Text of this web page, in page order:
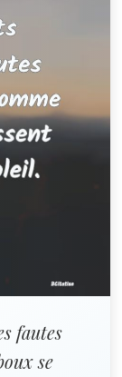
fautes
se